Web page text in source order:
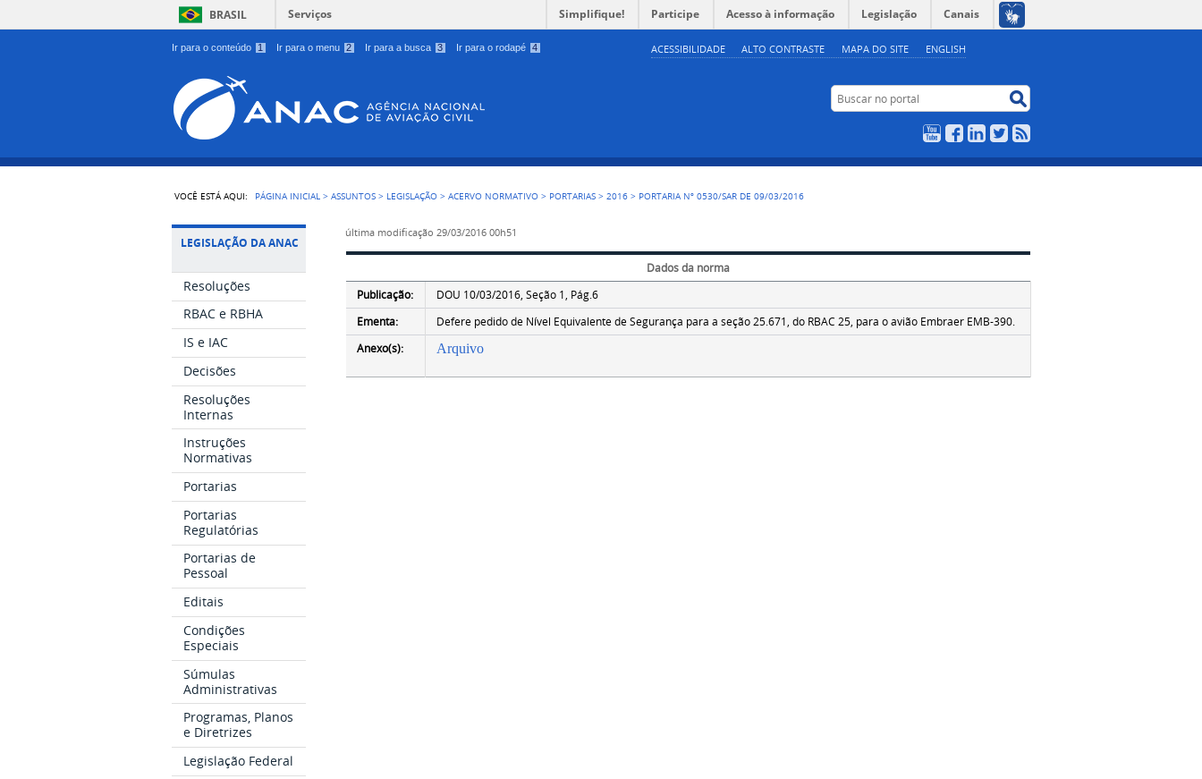
Ir para o conteúdo 1 Ir para o menu 2 Ir para a busca 3 Ir para o rodapé 4 ACESSIBILIDADE ALTO CONTRASTE MAPA DO SITE ENGLISH
BRASIL Serviços Simplifique! Participe Acesso à informação Legislação Canais
Buscar no portal
YouTubeFacebookLinkedIn
Twitter
VOCÊ ESTÁ AQUI: PÁGINA INICIAL >ASSUNTOS > LEGISLAÇÃO >ACERVO NORMATIVO > PORTARIAS >2016 > PORTARIA Nº 0530/SAR DE 09/03/2016
LEGISLAÇÃO DA ANAC
Resoluções
RBAC e RBHA
IS e IAC
Decisões
Resoluções
Internas
Instruções
Normativas
Portarias
Portarias
Regulatórias
Portarias de
Pessoal
Editais
Condições
Especiais
Súmulas
Administrativas
Programas, Planos
e Diretrizes
Legislação Federal
última modificação 29/03/2016 00h51
Dados da norma
Publicação:
DOU 10/03/2016, Seção 1, Pág.6
Ementa:
Defere pedido de Nível Equivalente de Segurança para a seção 25.671, do RBAC 25, para o avião Embraer EMB-390.
Anexo(s):
Arquivo